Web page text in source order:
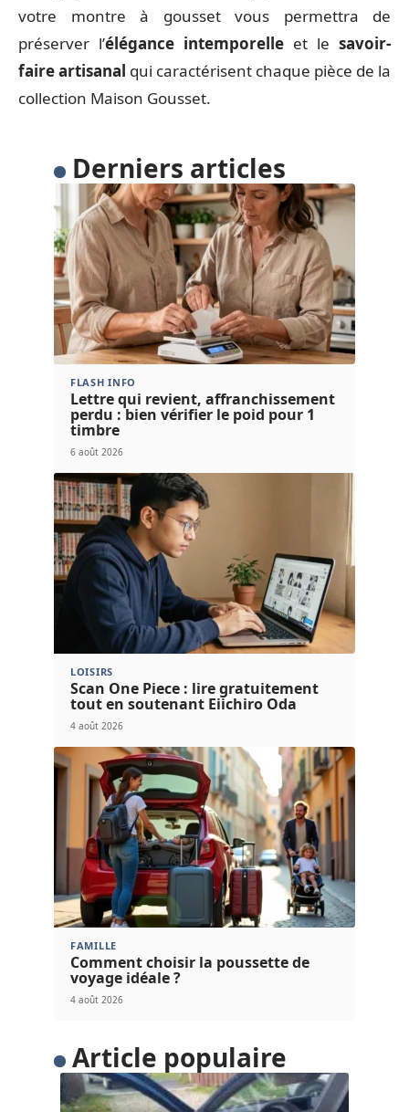
votre montre à gousset vous permettra de
préserver l’élégance intemporelle et le savoir-
faire artisanal qui caractérisent chaque pièce de la
collection Maison Gousset.
Derniers articles
FLASH INFO
Lettre qui revient, affranchissement
perdu : bien vérifier le poid pour 1
timbre
6 août 2026
LOISIRS
Scan One Piece : lire gratuitement
tout en soutenant Eiichiro Oda
4 août 2026
FAMILLE
Comment choisir la poussette de
voyage idéale ?
4 août 2026
Article populaire